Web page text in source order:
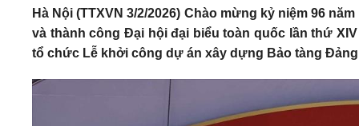
Hà Nội (TTXVN 3/2/2026) Chào mừng kỷ niệm 96
và thành công Đại hội đại biểu toàn quốc lần thứ
tổ chức Lễ khởi công dự án xây dựng Bảo tàng Đảng